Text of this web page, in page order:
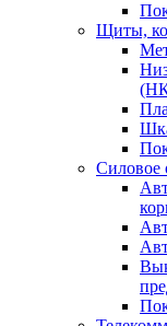
Щиты,
Силовое